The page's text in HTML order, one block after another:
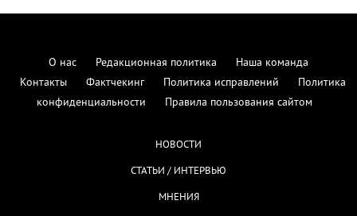
О нас Редакционная политика
Наша команда
Контакты
Фактчекинг Политика исправлений
Политика
конфиденциальности
Правила пользования сайтом
НОВОСТИ
СТАТЬИ / ИНТЕРВЬЮ
МНЕНИЯ